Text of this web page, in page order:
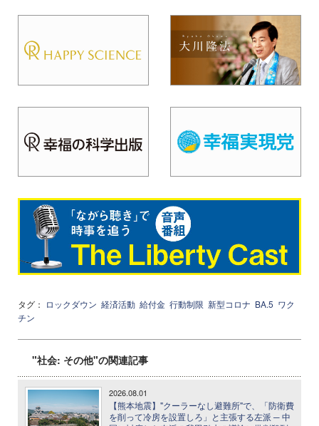
タグ： ロックダウン 経済活動 給付金 行動制限 新型コロナ BA.5 ワク
チン
"社会: その他"の関連記事
2026.08.01
【熊本地震】"クーラーなし避難所"で、「防衛費
を削って冷房を設置しろ」と主張する左派 ─ 中